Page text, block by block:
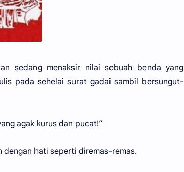
sedang menaksir nilai sebuah benda yang
pada sehelai surat gadai sambil bersungut-
agak kurus dan pucat!”
dengan hati seperti diremas-remas.